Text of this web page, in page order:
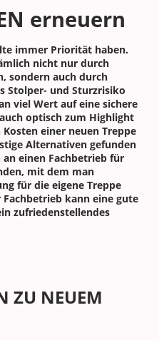
erneuern
immer Priorität haben.
nicht nur durch
sondern auch durch
Stolper- und Sturzrisiko
viel Wert auf eine sichere
optisch zum Highlight
einer neuen Treppe
Alternativen gefunden
einen Fachbetrieb für
mit dem man
für die eigene Treppe
kann eine gute
zufriedenstellendes
ZU NEUEM